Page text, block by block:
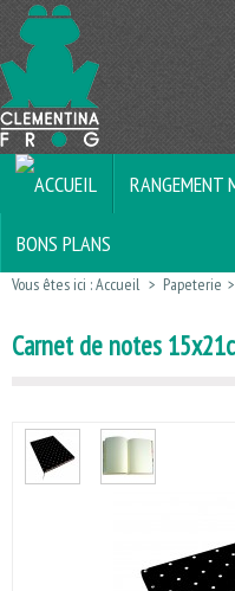
RANGEMENT
BONS PLANS
Vous êtes ici :Accueil > Papeterie >
Carnet de notes